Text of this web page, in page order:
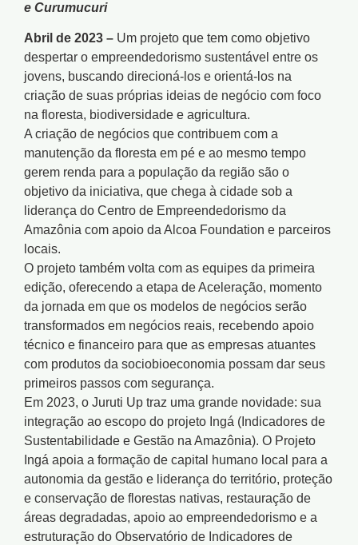
e Curumucuri
Abril de 2023 – Um projeto que tem como objetivo
despertar o empreendedorismo sustentável entre os
jovens, buscando direcioná-los e orientá-los na
criação de suas próprias ideias de negócio com foco
na floresta, biodiversidade e agricultura.
A criação de negócios que contribuem com a
manutenção da floresta em pé e ao mesmo tempo
gerem renda para a população da região são o
objetivo da iniciativa, que chega à cidade sob a
liderança do Centro de Empreendedorismo da
Amazônia com apoio da Alcoa Foundation e parceiros
locais.
O projeto também volta com as equipes da primeira
edição, oferecendo a etapa de Aceleração, momento
da jornada em que os modelos de negócios serão
transformados em negócios reais, recebendo apoio
técnico e financeiro para que as empresas atuantes
com produtos da sociobioeconomia possam dar seus
primeiros passos com segurança.
Em 2023, o Juruti Up traz uma grande novidade: sua
integração ao escopo do projeto Ingá (Indicadores de
Sustentabilidade e Gestão na Amazônia). O Projeto
Ingá apoia a formação de capital humano local para a
autonomia da gestão e liderança do território, proteção
e conservação de florestas nativas, restauração de
áreas degradadas, apoio ao empreendedorismo e a
estruturação do Observatório de Indicadores de